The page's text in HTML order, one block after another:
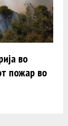
во
пожар во